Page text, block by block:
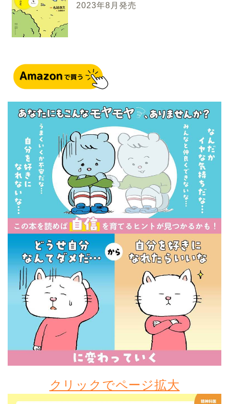
2023年8月発売
クリックでページ拡大